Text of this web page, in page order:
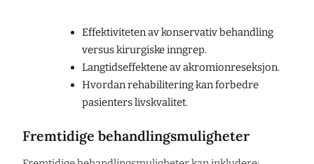
Effektiviteten av konservativ behandling
versus kirurgiske inngrep.
Langtidseffektene av akromionreseksjon.
Hvordan rehabilitering kan forbedre
pasienters livskvalitet.
Fremtidige behandlingsmuligheter